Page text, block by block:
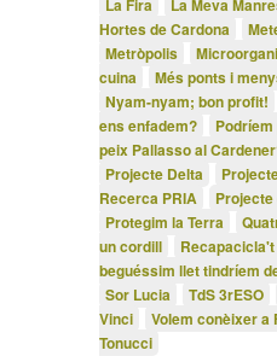
La Fira
La Meva
Hortes de Cardona
Metròpolis
cuina
Més ponts i
Nyam-nyam; bon profit!
ens enfadem?
peix Pallasso al
Projecte Delta
Recerca PRIA
Projecte
Protegim la Terra
un cordill
Recapacicla't
beguéssim llet tindríem
Sor Lucia
TdS 3rESO
Vinci
Volem conèixer a
Tonucci